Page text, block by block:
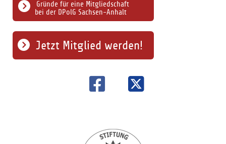
Gründe für eine Mitgliedschaft
bei der DPolG Sachsen-Anhalt
Jetzt Mitglied werden!